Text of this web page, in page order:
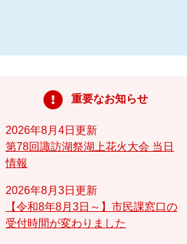
重要なお知らせ
2026年8月4日更新
第78回諏訪湖祭湖上花火大会 当日
情報
2026年8月3日更新
【令和8年8月3日～】市民課窓口の
受付時間が変わりました